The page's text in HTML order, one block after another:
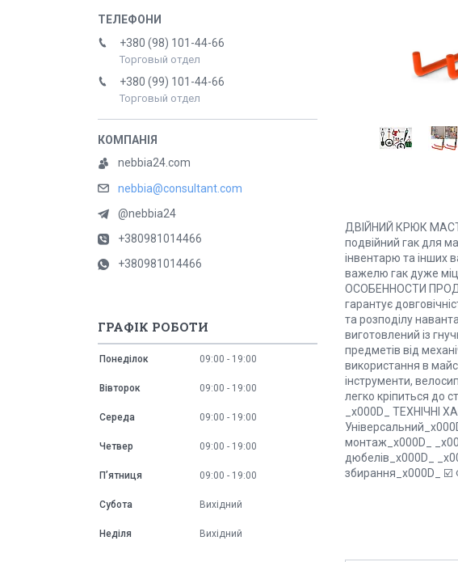
ДВІЙНИЙ КРЮК
подвійний гак для
інвентарю та інших
важелю гак дуже
ОСОБЕННОСТИ
гарантує
та розподілу
виготовлений із
предметів від
використання в
інструменти,
легко кріпиться до
_x000D_ ТЕХНІЧНІ
монтаж_x000D_
дюбелів_x000D_
збирання_x000D_ ☑️
+380 (98) 101-44-66
Торговый отдел
+380 (99) 101-44-66
Торговый отдел
nebbia24.com
nebbia@consultant.com
@nebbia24
+380981014466
+380981014466
ГРАФІК РОБОТИ
Понеділок 09:00 19:00
Вівторок 09:00 19:00
Середа 09:00 19:00
Четвер 09:00 19:00
Пʼятниця 09:00 19:00
Субота Вихідний
Неділя Вихідний